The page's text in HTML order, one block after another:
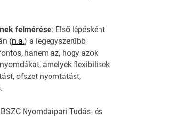
felmérése: Első lépésként
(n.a.) a legegyszerűbb
hanem az, hogy azok
amelyek flexibilisek
ofszet nyomtatást,
Nyomdaipari Tudás- és